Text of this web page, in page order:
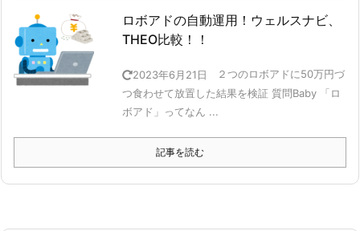
ロボアドの自動運用！ウェルスナビ、
THEO比較！！
2023年6月21日
２つのロボアドに50万円づ
つ食わせて放置した結果を検証 質問Baby 「ロ
ボアド」ってなん ...
記事を読む